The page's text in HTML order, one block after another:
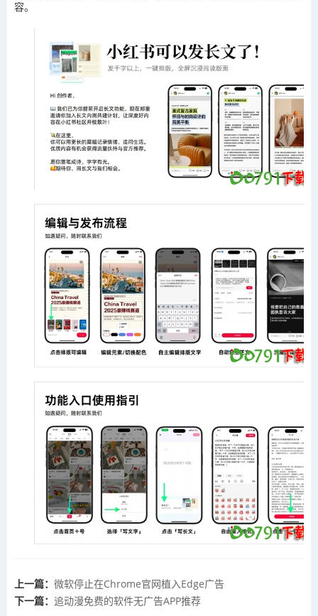
容。
上一篇： ​微软停止在Chrome官网植入Edge广告
下一篇： 追动漫免费的软件无广告APP推荐